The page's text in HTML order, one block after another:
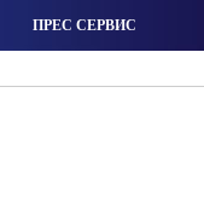
ПРЕС СЕРВИС